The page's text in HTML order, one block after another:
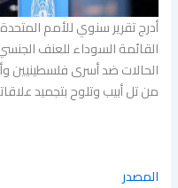
أدرج تقرير سنوي للأمم
القائمة السوداء للعنف
الحالات ضد أسرى فلسطينيين
من تل أبيب وتلوح بتجميد
المصدر